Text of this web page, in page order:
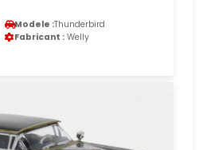
Modele :Thunderbird
Fabricant : Welly